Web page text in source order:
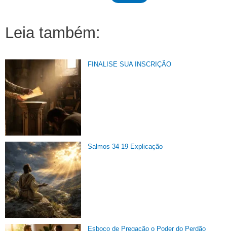
Leia também:
FINALISE SUA INSCRIÇÃO
Salmos 34 19 Explicação
Esboço de Pregação o Poder do Perdão